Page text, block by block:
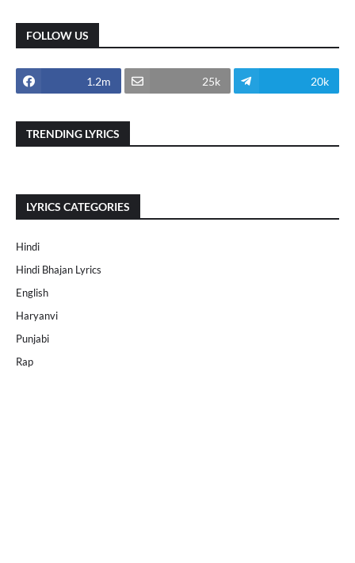
FOLLOW US
1.2m 25k 20k
TRENDING LYRICS
LYRICS CATEGORIES
Hindi
Hindi Bhajan Lyrics
English
Haryanvi
Punjabi
Rap